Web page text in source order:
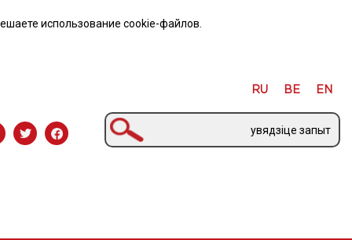
использование cookie-файлов.
RU BE EN